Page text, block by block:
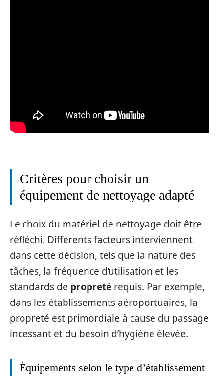
Critères pour choisir un
équipement de nettoyage adapté
Le choix du matériel de nettoyage doit être
réfléchi. Différents facteurs interviennent
dans cette décision, tels que la nature des
tâches, la fréquence d’utilisation et les
standards de propreté requis. Par exemple,
dans les établissements aéroportuaires, la
propreté est primordiale à cause du passage
incessant et du besoin d’hygiène élevée.
Équipements selon le type d’établissement